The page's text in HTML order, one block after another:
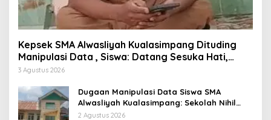
Kepsek SMA Alwasliyah Kualasimpang Dituding
Manipulasi Data , Siswa: Datang Sesuka Hati,
Dana MBG Disalurkan ke Guru & Pesantren
3 Agustus 2026
Dugaan Manipulasi Data Siswa SMA
Alwasliyah Kualasimpang: Sekolah Nihil
Murid Tapi Terima Dana BOS & Paket
2 Agustus 2026